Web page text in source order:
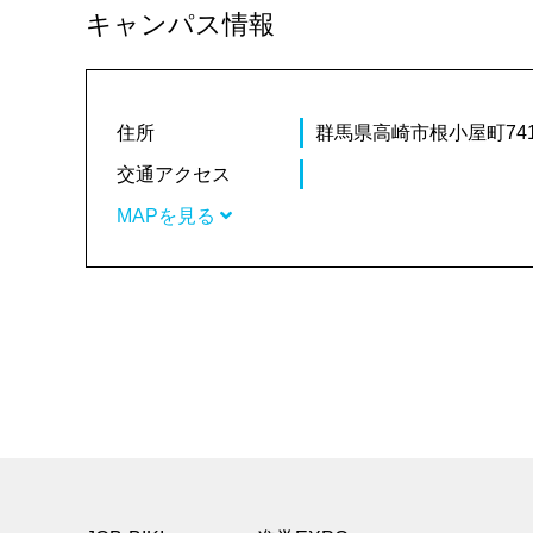
キャンパス情報
住所 群馬県高崎市根小屋町
交通アクセス
MAPを見る